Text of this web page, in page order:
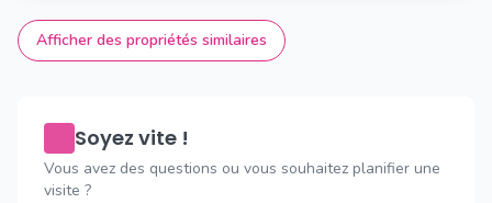
Afficher des propriétés similaires
Soyez vite !
Vous avez des questions ou vous souhaitez planifier une
visite ?